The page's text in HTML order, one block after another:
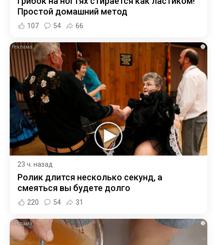
Простой домашний метод
107 54 66
i
23 ч. назад
Ролик длится несколько секунд, а
смеяться вы будете долго
220 54 31
i